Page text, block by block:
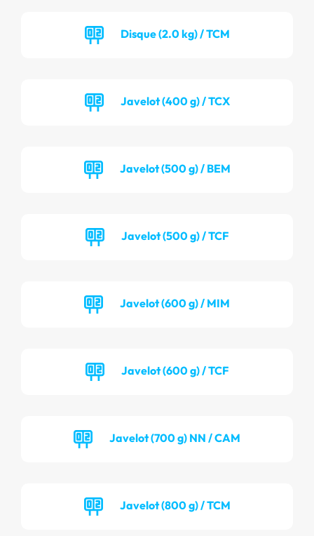
Disque (2.0 kg) / TCM
Javelot (400 g) / TCX
Javelot (500 g) / BEM
Javelot (500 g) / TCF
Javelot (600 g) / MIM
Javelot (600 g) / TCF
Javelot (700 g) NN / CAM
Javelot (800 g) / TCM